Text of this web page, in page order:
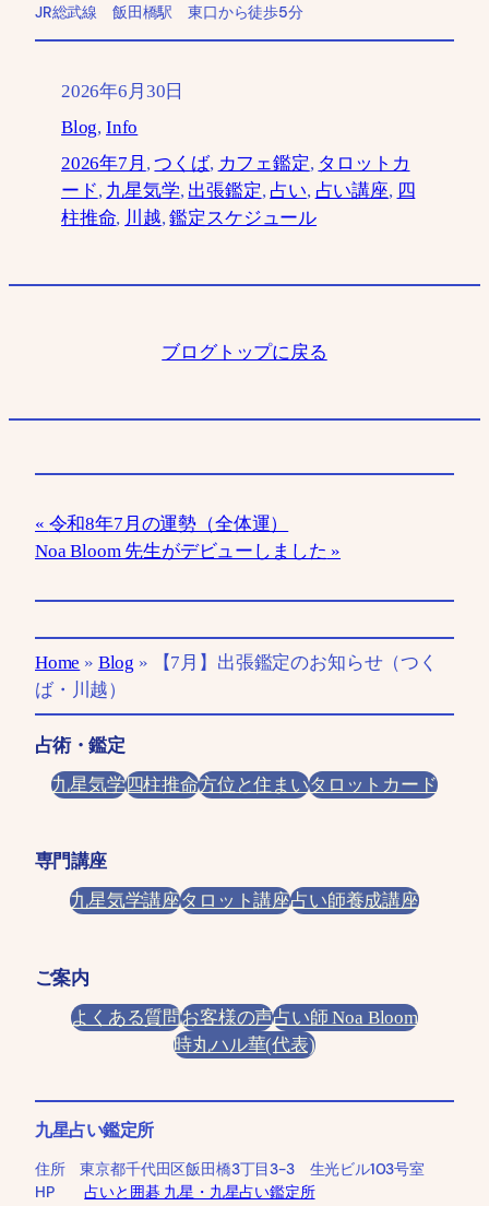
JR総武線 飯田橋駅 東口から徒歩5分
2026年6月30日
Blog, Info
2026年7月 , つくば, カフェ鑑定, タロットカ
ード, 九星気学, 出張鑑定, 占い, 占い講座, 四
柱推命, 川越, 鑑定スケジュール
ブログトップに戻る
令和8年7月の運勢（全体運）
Noa Bloom 先生がデビューしました
Home » Blog » 【7月】出張鑑定のお知らせ（つく
ば・川越）
占術・鑑定
九星気学四柱推命方位と住まいタロットカード
専門講座
九星気学講座タロット講座占い師養成講座
ご案内
よくある質問お客様の声占い師 Noa Bloom
時丸ハル華(代表)
九星占い鑑定所
住所 東京都千代田区飯田橋3丁目3-3 生光ビル103号室
HP占いと囲碁 九星・九星占い鑑定所